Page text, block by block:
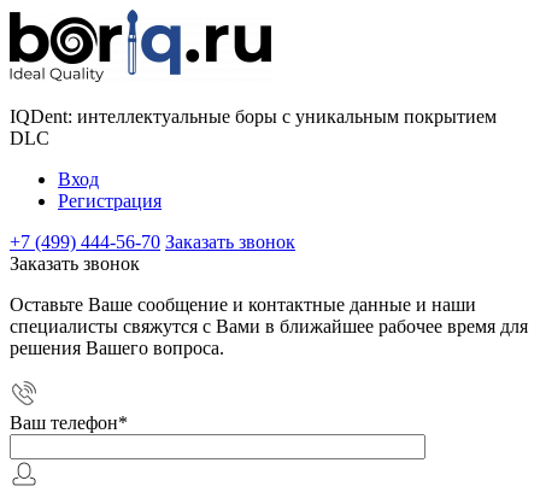
IQDent: интеллектуальные боры с уникальным покрытием
DLC
Вход
Регистрация
+7 (499) 444-56-70 Заказать звонок
Заказать звонок
Оставьте Ваше сообщение и контактные данные и наши
специалисты свяжутся с Вами в ближайшее рабочее время для
решения Вашего вопроса.
Ваш телефон*